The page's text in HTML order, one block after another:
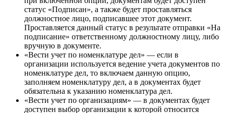
статус «Подписан», а также будет проставляться
должностное лицо, подписавшее этот документ.
Проставляется данный статус в результате отправки «На
подписание» ответственному должностному лицу, либо
вручную в документе.
«Вести учет по номенклатуре дел» — если в
организации используется ведение учета документов по
номенклатуре дел, то включаем данную опцию,
заполняем номенклатуру дел, а в документах будет
обязательна к указанию номенклатура дел.
«Вести учет по организациям» — в документах будет
доступен выбор организации к которой относится